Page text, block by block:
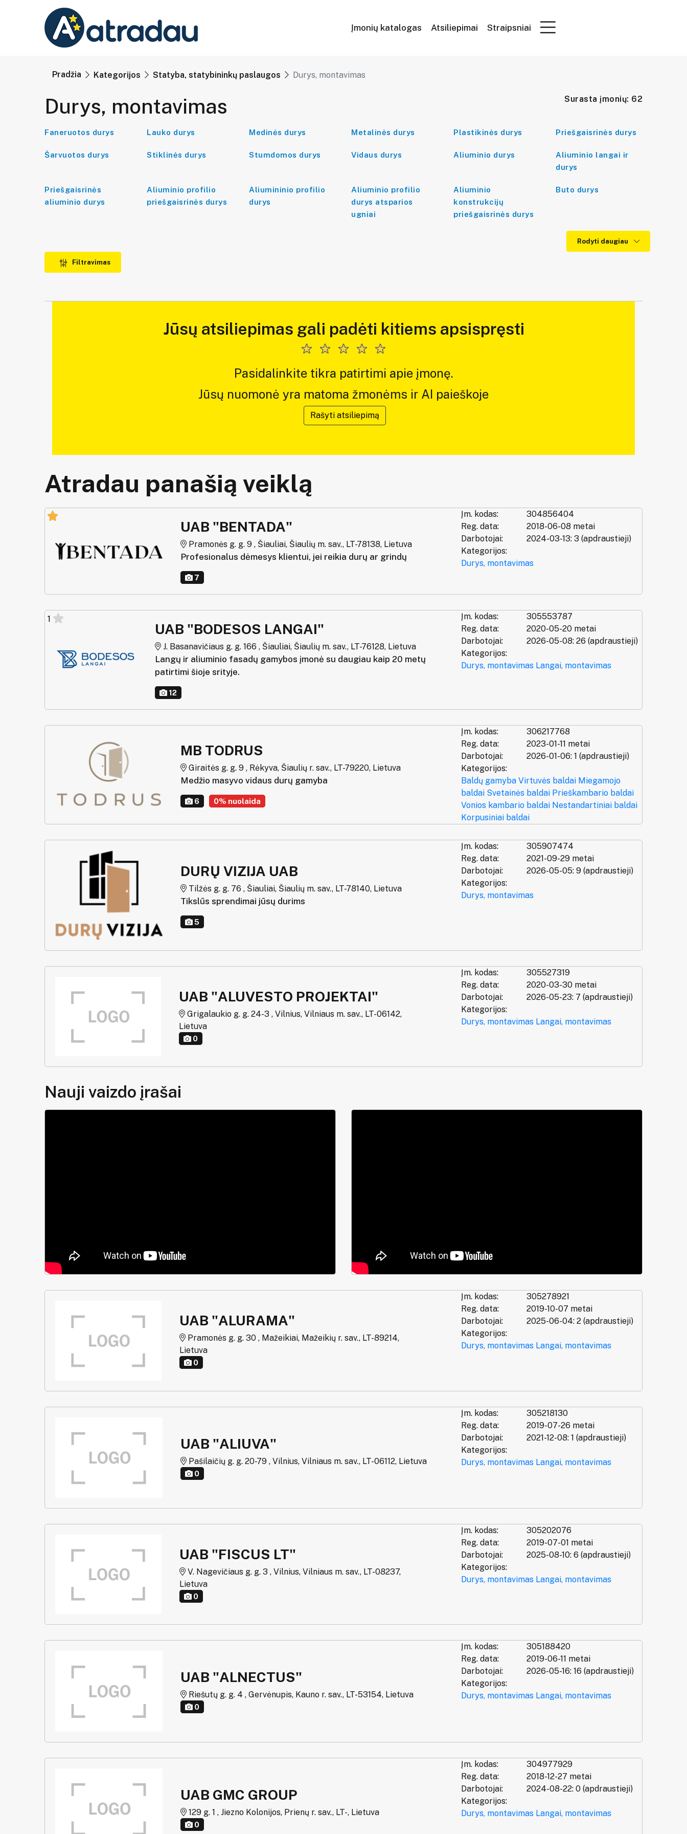
Įmonių katalogas Atsiliepimai Straipsniai
Pradžia Kategorijos Statyba, statybininkų paslaugos Durys, montavimas
Durys, montavimas Surasta įmonių: 62
Faneruotos durys Lauko durys Medinės durys Metalinės durys Plastikinės durys Priešgaisrinės durys
Šarvuotos durys Stiklinės durys Stumdomos durys Vidaus durys Aliuminio durys
Aliuminio langai ir
durys
Priešgaisrinės
aliuminio durys
Aliuminio profilio
priešgaisrinės durys
Aliumininio profilio
durys
Aliuminio profilio
durys atsparios
ugniai
Aliuminio
konstrukcijų
priešgaisrinės durys
Buto durys
Rodyti daugiau
Filtravimas
Jūsų atsiliepimas gali padėti kitiems apsispręsti
Pasidalinkite tikra patirtimi apie įmonę.
Jūsų nuomonė yra matoma žmonėms ir AI paieškoje
Rašyti atsiliepimą
Atradau panašią veiklą
UAB "BENTADA"
Pramonės g. g. 9 , Šiauliai, Šiaulių m. sav., LT-78138, Lietuva
Profesionalus dėmesys klientui, jei reikia durų ar grindų
7
Įm. kodas:
304856404
Reg. data:
2018-06-08 metai
Darbotojai:
2024-03-13: 3 (apdraustieji)
Kategorijos:
Durys, montavimas
1
UAB "BODESOS LANGAI"
J. Basanavičiaus g. g. 166 , Šiauliai, Šiaulių m. sav., LT-76128, Lietuva
Langų ir aliuminio fasadų gamybos įmonė su daugiau kaip 20 metų
patirtimi šioje srityje.
12
Įm. kodas:
305553787
Reg. data:
2020-05-20 metai
Darbotojai:
2026-05-08: 26 (apdraustieji)
Kategorijos:
Durys, montavimas Langai, montavimas
MB TODRUS
Giraitės g. g. 9 , Rėkyva, Šiaulių r. sav., LT-79220, Lietuva
Medžio masyvo vidaus durų gamyba
6 0% nuolaida
Įm. kodas:
306217768
Reg. data:
2023-01-11 metai
Darbotojai:
2026-01-06: 1 (apdraustieji)
Kategorijos:
Baldų gamyba Virtuvės baldai Miegamojo
baldai Svetainės baldai Prieškambario baldai
Vonios kambario baldai Nestandartiniai baldai
Korpusiniai baldai
DURŲ VIZIJA UAB
Tilžės g. g. 76 , Šiauliai, Šiaulių m. sav., LT-78140, Lietuva
Tikslūs sprendimai jūsų durims
5
Įm. kodas:
305907474
Reg. data:
2021-09-29 metai
Darbotojai:
2026-05-05: 9 (apdraustieji)
Kategorijos:
Durys, montavimas
UAB "ALUVESTO PROJEKTAI"
Grigalaukio g. g. 24-3 , Vilnius, Vilniaus m. sav., LT-06142,
Lietuva
0
Įm. kodas:
305527319
Reg. data:
2020-03-30 metai
Darbotojai:
2026-05-23: 7 (apdraustieji)
Kategorijos:
Durys, montavimas Langai, montavimas
Nauji vaizdo įrašai
UAB "ALURAMA"
Pramonės g. g. 30 , Mažeikiai, Mažeikių r. sav., LT-89214,
Lietuva
0
Įm. kodas:
305278921
Reg. data:
2019-10-07 metai
Darbotojai:
2025-06-04: 2 (apdraustieji)
Kategorijos:
Durys, montavimas Langai, montavimas
UAB "ALIUVA"
Pašilaičių g. g. 20-79 , Vilnius, Vilniaus m. sav., LT-06112, Lietuva
0
Įm. kodas:
305218130
Reg. data:
2019-07-26 metai
Darbotojai:
2021-12-08: 1 (apdraustieji)
Kategorijos:
Durys, montavimas Langai, montavimas
UAB "FISCUS LT"
V. Nagevičiaus g. g. 3 , Vilnius, Vilniaus m. sav., LT-08237,
Lietuva
0
Įm. kodas:
305202076
Reg. data:
2019-07-01 metai
Darbotojai:
2025-08-10: 6 (apdraustieji)
Kategorijos:
Durys, montavimas Langai, montavimas
UAB "ALNECTUS"
Riešutų g. g. 4 , Gervėnupis, Kauno r. sav., LT-53154, Lietuva
0
Įm. kodas:
305188420
Reg. data:
2019-06-11 metai
Darbotojai:
2026-05-16: 16 (apdraustieji)
Kategorijos:
Durys, montavimas Langai, montavimas
UAB GMC GROUP
129 g. 1 , Jiezno Kolonijos, Prienų r. sav., LT-, Lietuva
0
Įm. kodas:
304977929
Reg. data:
2018-12-27 metai
Darbotojai:
2024-08-22: 0 (apdraustieji)
Kategorijos:
Durys, montavimas Langai, montavimas